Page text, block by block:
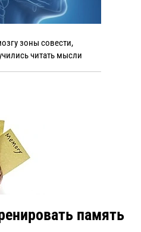
зоны совести,
читать мысли
память